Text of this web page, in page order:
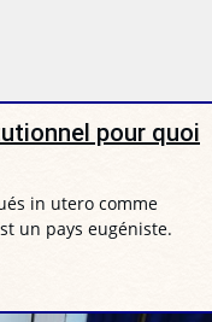
pour quoi
in utero comme
un pays eugéniste.